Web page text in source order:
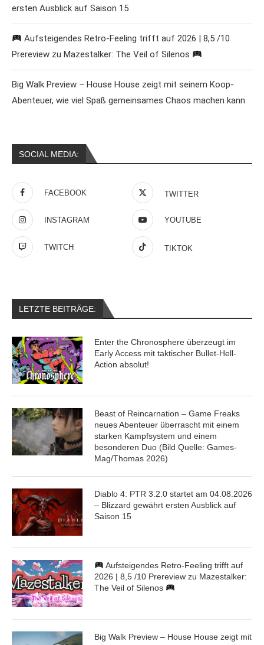
ersten Ausblick auf Saison 15
Aufsteigendes Retro-Feeling trifft auf 2026 | 8,5 /10
Prereview zu Mazestalker: The Veil of Silenos
Big Walk Preview – House House zeigt mit seinem Koop-
Abenteuer, wie viel Spaß gemeinsames Chaos machen kann
SOCIAL MEDIA:
FACEBOOK TWITTER
INSTAGRAM YOUTUBE
TWITCH TIKTOK
LETZTE BEITRÄGE:
Enter the Chronosphere überzeugt im
Early Access mit taktischer Bullet-Hell-
Action absolut!
Beast of Reincarnation – Game Freaks
neues Abenteuer überrascht mit einem
starken Kampfsystem und einem
besonderen Duo (Bild Quelle: Games-
Mag/Thomas 2026)
Diablo 4: PTR 3.2.0 startet am 04.08.2026
– Blizzard gewährt ersten Ausblick auf
Saison 15
Aufsteigendes Retro-Feeling trifft auf
2026 | 8,5 /10 Prereview zu Mazestalker:
The Veil of Silenos
Big Walk Preview – House House zeigt mit